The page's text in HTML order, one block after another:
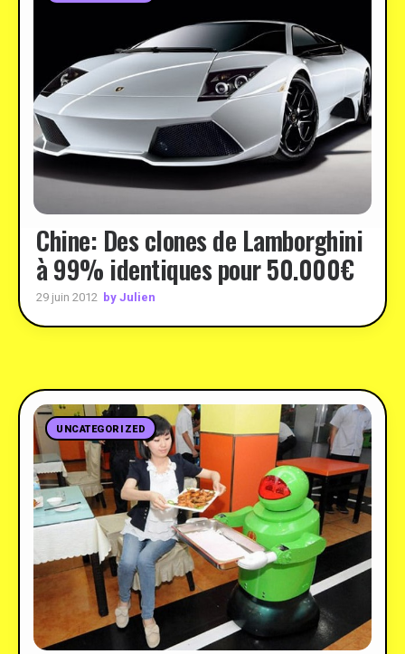
Chine: Des clones de Lamborghini
à 99% identiques pour 50.000€
29 juin 2012 by Julien
UNCATEGORIZED